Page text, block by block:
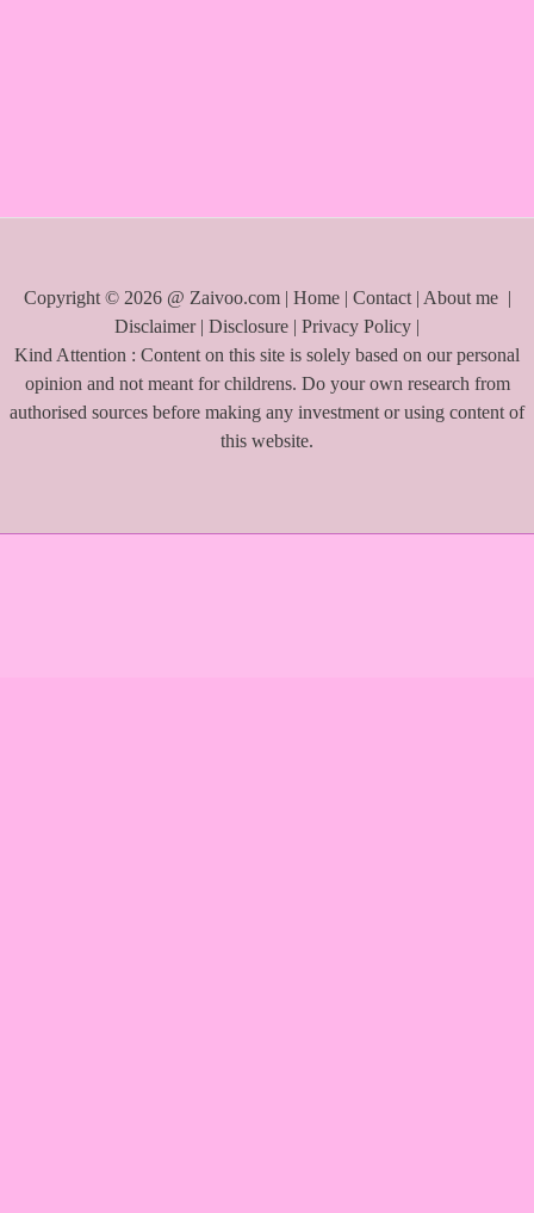
Copyright © 2026 @ Zaivoo.com | Home| Contact| About me |
Disclaimer| Disclosure | Privacy Policy |
Kind Attention : Content on this site is solely based on our personal
opinion and not meant for childrens. Do your own research from
authorised sources before making any investment or using content of
this website.